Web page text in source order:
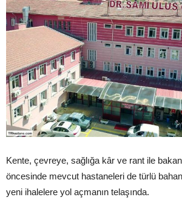
Kente, çevreye, sağlığa kâr ve rant ile
öncesinde mevcut hastaneleri de türlü
yeni ihalelere yol açmanın telaşında.